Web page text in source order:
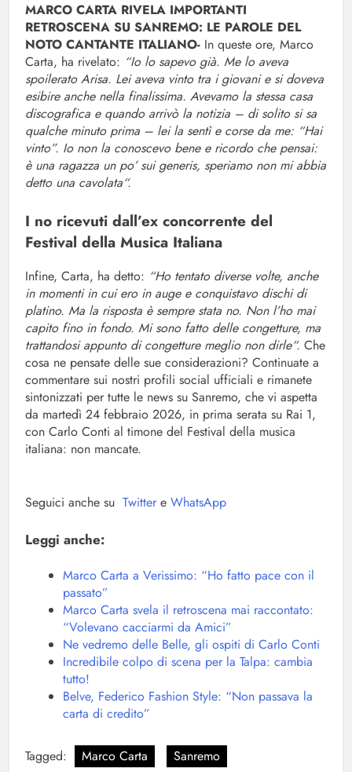
MARCO CARTA RIVELA IMPORTANTI
RETROSCENA SU SANREMO: LE PAROLE DEL
NOTO CANTANTE ITALIANO- In queste ore, Marco
Carta, ha rivelato: “Io lo sapevo già. Me lo aveva
spoilerato Arisa. Lei aveva vinto tra i giovani e si doveva
esibire anche nella finalissima. Avevamo la stessa casa
discografica e quando arrivò la notizia – di solito si sa
qualche minuto prima – lei la sentì e corse da me: “Hai
vinto”. Io non la conoscevo bene e ricordo che pensai:
è una ragazza un po’ sui generis, speriamo non mi abbia
detto una cavolata“.
I no ricevuti dall’ex concorrente del
Festival della Musica Italiana
Infine, Carta, ha detto: “Ho tentato diverse volte, anche
in momenti in cui ero in auge e conquistavo dischi di
platino. Ma la risposta è sempre stata no. Non l’ho mai
capito fino in fondo. Mi sono fatto delle congetture, ma
trattandosi appunto di congetture meglio non dirle“. Che
cosa ne pensate delle sue considerazioni? Continuate a
commentare sui nostri profili social ufficiali e rimanete
sintonizzati per tutte le news su Sanremo, che vi aspetta
da martedì 24 febbraio 2026, in prima serata su Rai 1,
con Carlo Conti al timone del Festival della musica
italiana: non mancate.
Seguici anche su Twitter e WhatsApp
Leggi anche:
Marco Carta a Verissimo: “Ho fatto pace con il
passato”
Marco Carta svela il retroscena mai raccontato:
“Volevano cacciarmi da Amici”
Ne vedremo delle Belle, gli ospiti di Carlo Conti
Incredibile colpo di scena per la Talpa: cambia
tutto!
Belve, Federico Fashion Style: “Non passava la
carta di credito”
Tagged: Marco Carta Sanremo